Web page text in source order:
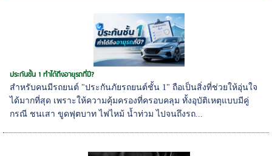
ประกันชั้น 1 ทำได้ถึงอายุรถกี่ปี?
สำหรับคนมีรถยนต์ "ประกันภัยรถยนต์ชั้น 1" ถือเป็นสิ่งที่ช่วยให้อุ่นใจ
ได้มากที่สุด เพราะให้ความคุ้มครองที่ครอบคลุม ทั้งอุบัติเหตุแบบมีคู่
กรณี ชนเสา ขูดฟุตบาท ไฟไหม้ น้ำท่วม ไปจนถึงรถ...